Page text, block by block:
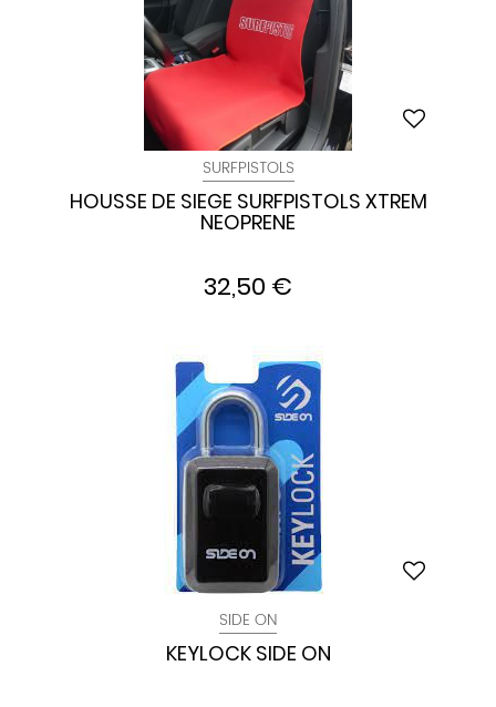
SURFPISTOLS
HOUSSE DE SIEGE SURFPISTOLS XTREM
NEOPRENE
32,50 €
SIDE ON
KEYLOCK SIDE ON